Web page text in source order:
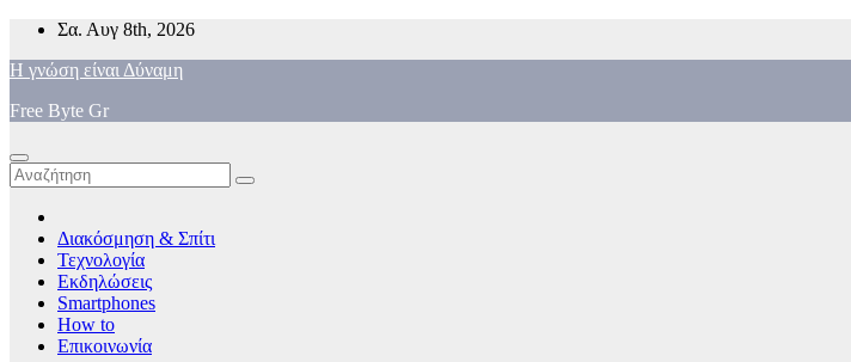
Μετάβαση
περιεχόμενο
Σα. Αυγ 8th, 2026
Η γνώση είναι Δύναμη
Free Byte Gr
Διακόσμηση & Σπίτι
Τεχνολογία
Εκδηλώσεις
Smartphones
How to
Επικοινωνία